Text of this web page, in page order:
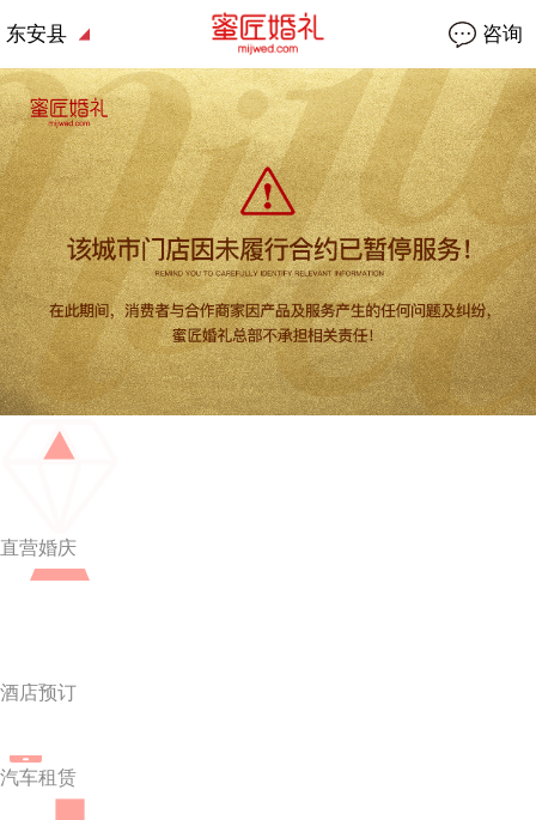
东安县 咨询
直营婚庆
酒店预订
汽车租赁